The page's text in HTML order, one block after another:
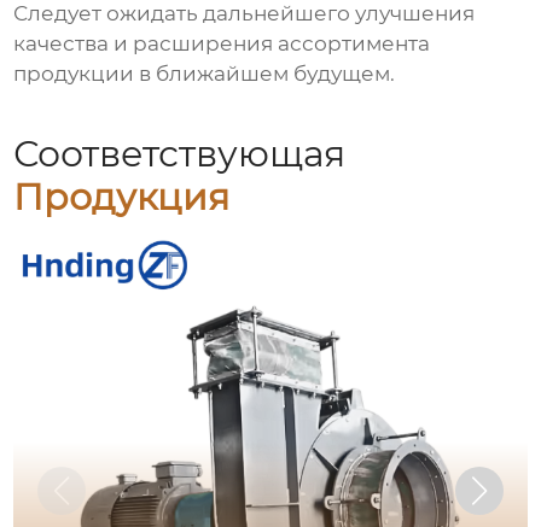
Следует ожидать дальнейшего улучшения
качества и расширения ассортимента
продукции в ближайшем будущем.
Соответствующая
Продукция